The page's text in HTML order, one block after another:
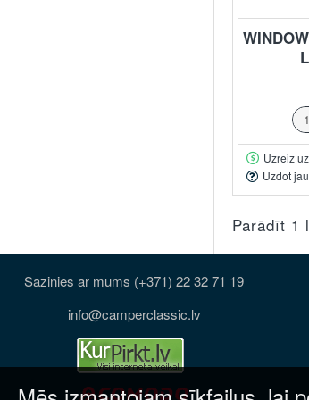
Uzreiz
Uzdot
Parādīt 1
Sazinies ar mums (+371) 22 32 71 19
info@camperclassic.lv